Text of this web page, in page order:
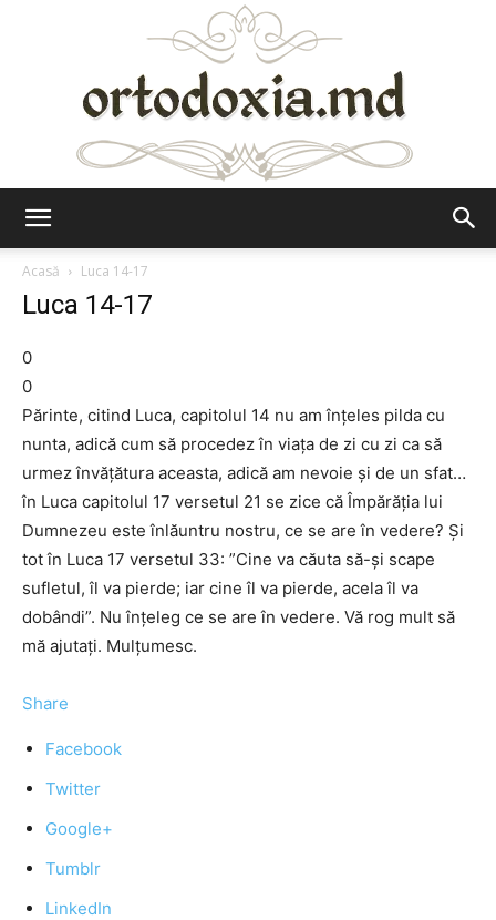
Acasă
Luca 14-17
Luca 14-17
0
0
Părinte, citind Luca, capitolul 14 nu am înțeles pilda cu
nunta, adică cum să procedez în viața de zi cu zi ca să
urmez învățătura aceasta, adică am nevoie și de un sfat…
în Luca capitolul 17 versetul 21 se zice că Împărăția lui
Dumnezeu este înlăuntru nostru, ce se are în vedere? Și
tot în Luca 17 versetul 33: ”Cine va căuta să-şi scape
sufletul, îl va pierde; iar cine îl va pierde, acela îl va
dobândi”. Nu înțeleg ce se are în vedere. Vă rog mult să
mă ajutați. Mulțumesc.
Share
Facebook
Twitter
Google+
Tumblr
LinkedIn